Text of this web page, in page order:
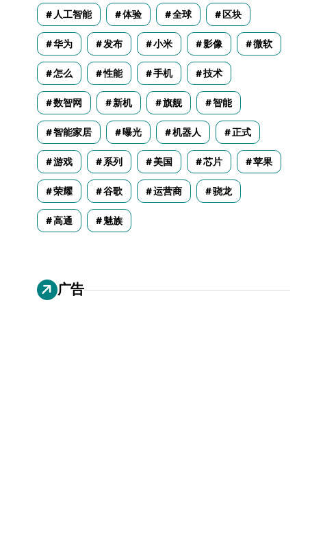
人工智能 体验 全球 区块
华为 发布 小米 影像 微软
怎么 性能 手机 技术
数智网 新机 旗舰 智能
智能家居 曝光 机器人 正式
游戏 系列 美国 芯片 苹果
荣耀 谷歌 运营商 骁龙
高通 魅族
广告